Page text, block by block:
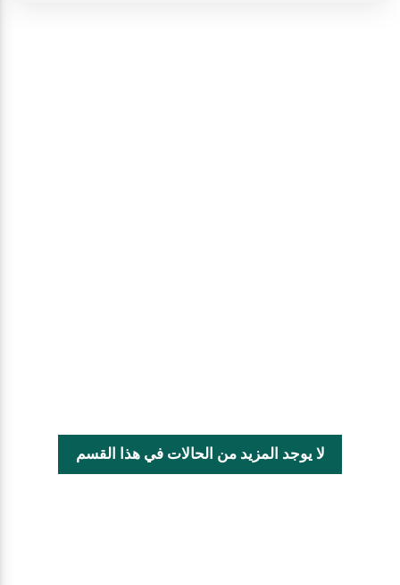
لا يوجد المزيد من الحالات في هذا القسم